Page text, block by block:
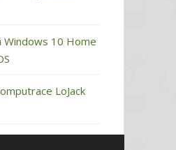
Windows 10 Home
LoJack